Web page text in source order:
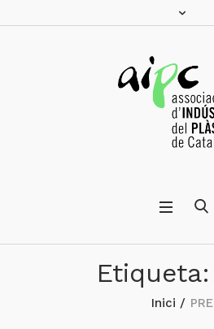
Etiqueta:
Inici / PRE